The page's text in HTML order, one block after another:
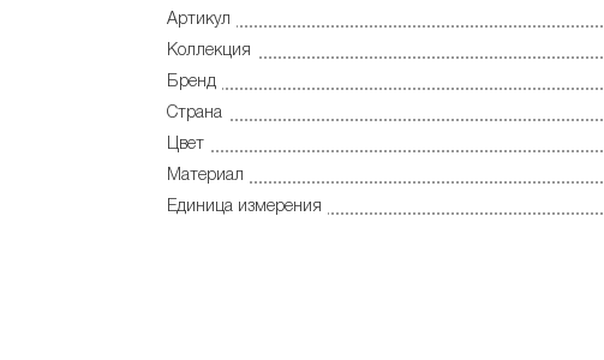
Артикул
Коллекция
Бренд
Страна
Цвет
Материал
Единица измерения